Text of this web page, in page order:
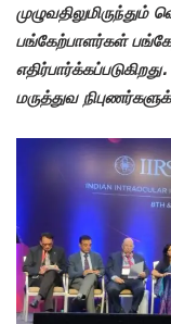
முழுவதிலுமிருந்தும்
பங்கேற்பாளர்கள்
மருத்துவ